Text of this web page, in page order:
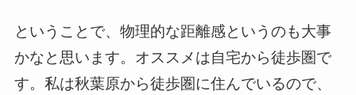
ということで、物理的な距離感というのも大事
かなと思います。オススメは自宅から徒歩圏で
す。私は秋葉原から徒歩圏に住んでいるので、